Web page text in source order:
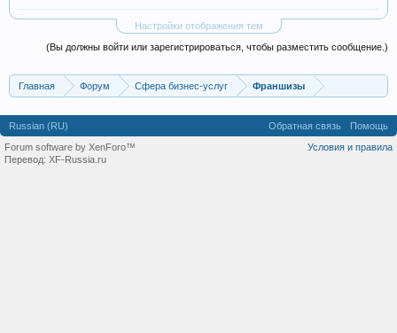
Настройки отображения тем
(Вы должны войти или зарегистрироваться, чтобы разместить сообщение.)
Главная Форум Сфера бизнес-услуг Франшизы
Russian (RU) Обратная связь
Помощь
Условия и правила
Forum software by XenForo™
Перевод: XF-Russia.ru